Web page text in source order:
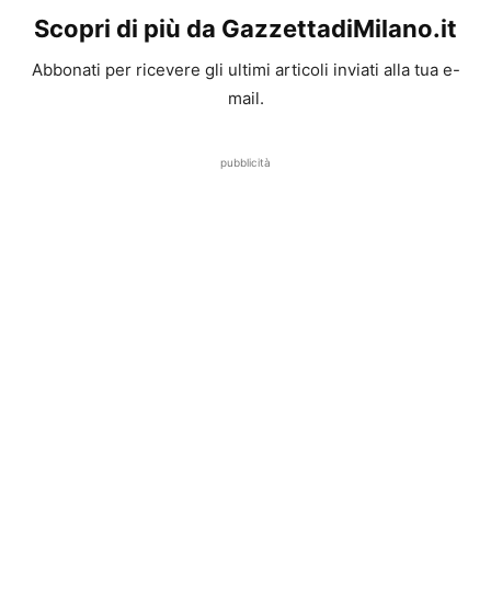
Scopri di più da GazzettadiMilano.it
Abbonati per ricevere gli ultimi articoli inviati alla tua e-
mail.
pubblicità